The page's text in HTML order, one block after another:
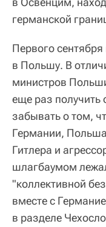
германской
Первого
в Польшу. В
министров
еще раз получить
забывать о том,
Германии,
Гитлера и
шлагбаумом
"коллективной
вместе с
в разделе